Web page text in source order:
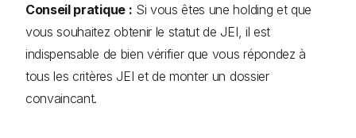
Conseil pratique : Si vous êtes une holding et que
vous souhaitez obtenir le statut de JEI, il est
indispensable de bien vérifier que vous répondez à
tous les critères JEI et de monter un dossier
convaincant.